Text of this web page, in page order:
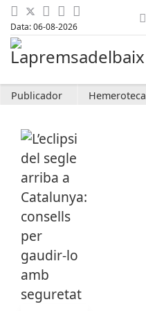
Data: 06-08-2026
Publicador Hemeroteca